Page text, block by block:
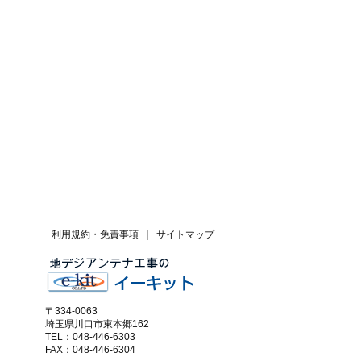
サイトマップ
利用規約・免責事項
〒334-0063
埼玉県川口市東本郷162
TEL：048-446-6303
FAX：048-446-6304